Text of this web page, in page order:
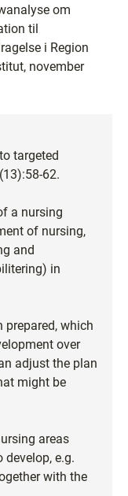
om
til
i Region
november
targeted
62.
a nursing
of nursing,
and
in
prepared, which
over
adjust the plan
might be
areas
e.g.
with the